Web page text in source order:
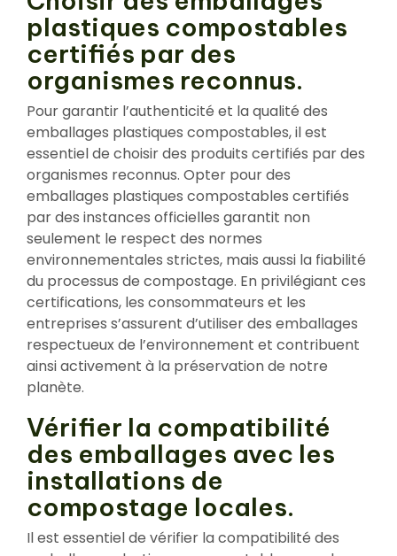
plastiques compostables
certifiés par des
organismes reconnus.
Pour garantir l’authenticité et la qualité des
emballages plastiques compostables, il est
essentiel de choisir des produits certifiés par des
organismes reconnus. Opter pour des
emballages plastiques compostables certifiés
par des instances officielles garantit non
seulement le respect des normes
environnementales strictes, mais aussi la fiabilité
du processus de compostage. En privilégiant ces
certifications, les consommateurs et les
entreprises s’assurent d’utiliser des emballages
respectueux de l’environnement et contribuent
ainsi activement à la préservation de notre
planète.
Vérifier la compatibilité
des emballages avec les
installations de
compostage locales.
Il est essentiel de vérifier la compatibilité des